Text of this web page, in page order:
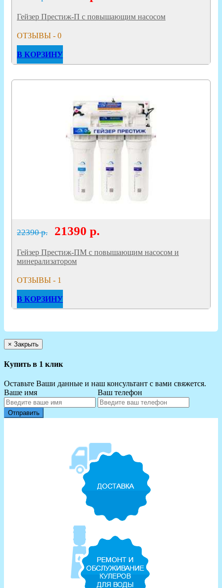
Гейзер Престиж-П с повышающим насосом
ОТЗЫВЫ - 0
В КОРЗИНУ
22390 р. 21390 р.
Гейзер Престиж-ПМ с повышающим насосом и
минерализатором
ОТЗЫВЫ - 1
В КОРЗИНУ
× Закрыть
Купить в 1 клик
Оставьте Ваши данные и наш консультант с вами свяжется.
Ваше имя
Ваш телефон
Отправить